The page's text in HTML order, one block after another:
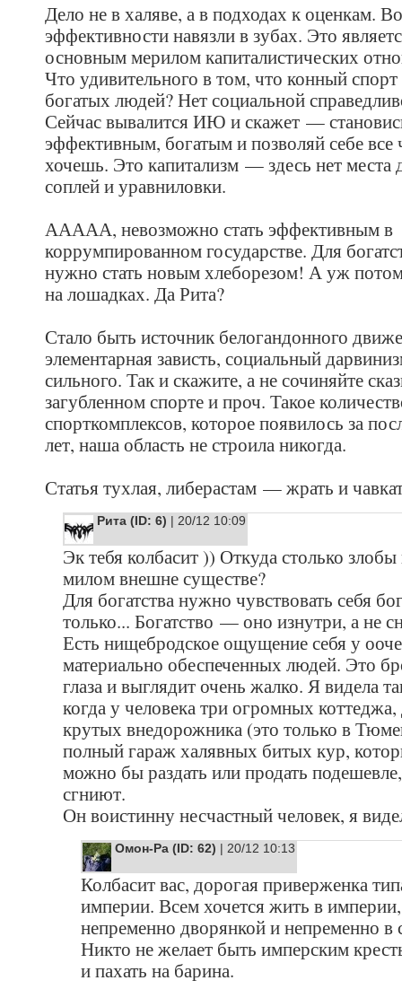
Дело не в халяве, а в подходах к оценкам.
эффективности навязли в зубах. Это
основным мерилом капиталистических
Что удивительного в том, что конный
богатых людей? Нет социальной
Сейчас вывалится ИЮ и скажет —
эффективным, богатым и позволяй себе все
хочешь. Это капитализм — здесь нет места
соплей и уравниловки.
ААААА, невозможно стать эффективным в
коррумпированном государстве. Для
нужно стать новым хлеборезом! А уж потом
на лошадках. Да Рита?
Стало быть источник белогандонного
элементарная зависть, социальный
сильного. Так и скажите, а не сочиняйте
загубленном спорте и проч. Такое
спорткомплексов, которое появилось за
лет, наша область не строила никогда.
Статья тухлая, либерастам — жрать и
Рита (ID: 6) | 20/12 10:09
Эк тебя колбасит )) Откуда столько злобы
милом внешне существе?
Для богатства нужно чувствовать себя
только... Богатство — оно изнутри, а не
Есть нищебродское ощущение себя у
материально обеспеченных людей. Это
глаза и выглядит очень жалко. Я видела
когда у человека три огромных коттеджа,
крутых внедорожника (это только в
полный гараж халявных битых кур,
можно бы раздать или продать
сгниют.
Он воистинну несчастный человек, я
Омон-Ра (ID: 62) | 20/12 10:13
Колбасит вас, дорогая приверженка
империи. Всем хочется жить в
непременно дворянкой и непременно в
Никто не желает быть имперским
и пахать на барина.